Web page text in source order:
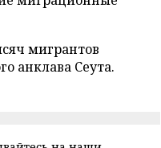
мигрантов
анклава Сеута.